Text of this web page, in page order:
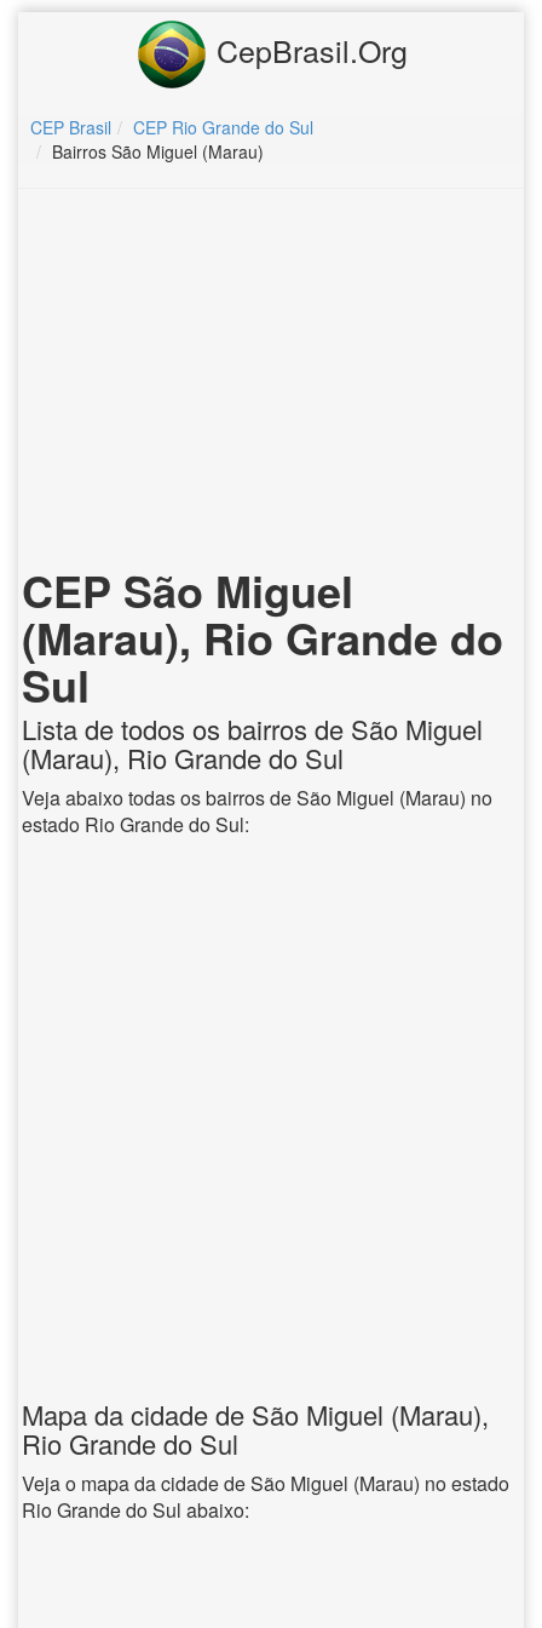
CepBrasil.Org
CEP Brasil
CEP Rio Grande do Sul
Bairros São Miguel (Marau)
CEP São Miguel
(Marau), Rio Grande do
Sul
Lista de todos os bairros de São Miguel
(Marau), Rio Grande do Sul
Veja abaixo todas os bairros de São Miguel (Marau) no
estado Rio Grande do Sul:
Mapa da cidade de São Miguel (Marau),
Rio Grande do Sul
Veja o mapa da cidade de São Miguel (Marau) no estado
Rio Grande do Sul abaixo: